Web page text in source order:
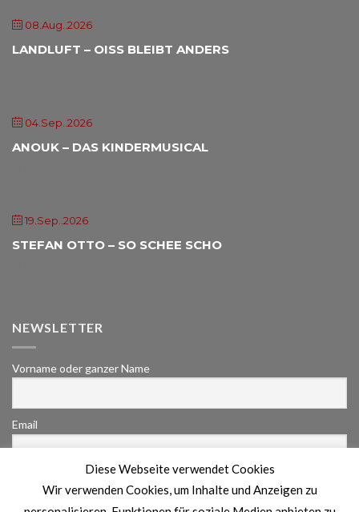
08.Aug..2026
LANDLUFT – OISS BLEIBT ANDERS
04.Sep..2026
ANOUK – DAS KINDERMUSICAL
19.Sep..2026
STEFAN OTTO – SO SCHEE SCHO
NEWSLETTER
Vorname oder ganzer Name
Email
Indem Du fortfährst, akzeptierst Du unsere
Datenschutzerklärung.
Diese Webseite verwendet Cookies
Wir verwenden Cookies, um Inhalte und Anzeigen zu